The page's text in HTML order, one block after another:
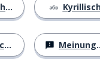
Meinungen